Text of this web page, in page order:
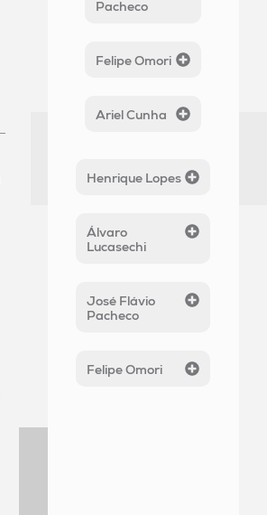
Pacheco
Felipe Omori
Ariel Cunha
Henrique Lopes
Álvaro
Lucasechi
José Flávio
Pacheco
Felipe Omori